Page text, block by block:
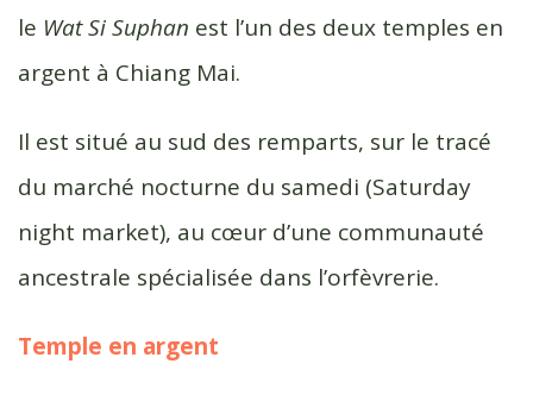
b
o
k
t
e
a
g
r
le Wat Si Suphan est l’un des deux temples en
argent à Chiang Mai.
Il est situé au sud des remparts, sur le tracé
du marché nocturne du samedi (Saturday
night market), au cœur d’une communauté
ancestrale spécialisée dans l’orfèvrerie.
Temple en argent